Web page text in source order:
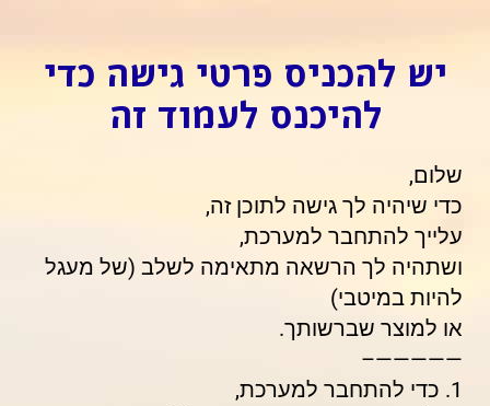
יש להכניס פרטי גישה כדי
להיכנס לעמוד זה
שלום,
כדי שיהיה לך גישה לתוכן זה,
עלייך להתחבר למערכת,
ושתהיה לך הרשאה מתאימה לשלב (של מעגל
להיות במיטבי)
או למוצר שברשותך.
—————–
1. כדי להתחבר למערכת,